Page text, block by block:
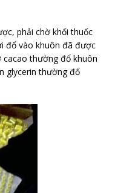
phải chờ khối thuốc
đổ vào khuôn đã được
thường đổ khuôn
glycerin thường đổ